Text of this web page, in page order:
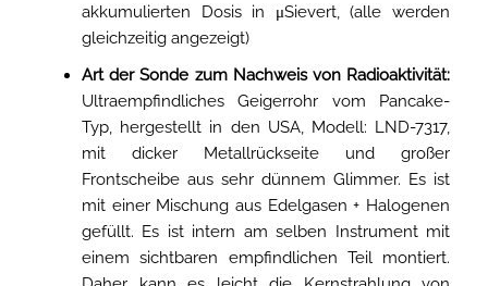
akkumulierten Dosis in μSievert, (alle werden
gleichzeitig angezeigt)
Art der Sonde zum Nachweis von Radioaktivität:
Ultraempfindliches Geigerrohr vom Pancake-
Typ, hergestellt in den USA, Modell: LND-7317,
mit dicker Metallrückseite und großer
Frontscheibe aus sehr dünnem Glimmer. Es ist
mit einer Mischung aus Edelgasen + Halogenen
gefüllt. Es ist intern am selben Instrument mit
einem sichtbaren empfindlichen Teil montiert.